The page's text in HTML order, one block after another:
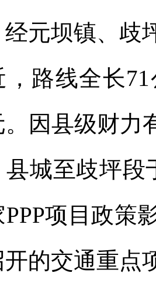
元坝镇、歧
，路线全长
。因县级财力
县城至歧坪段
PPP项目政策
的交通重点